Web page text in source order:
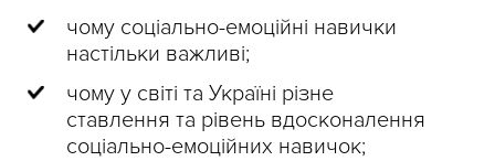
чому соціально-емоційні навички
настільки важливі;
чому у світі та Україні різне
ставлення та рівень вдосконалення
соціально-емоційних навичок;